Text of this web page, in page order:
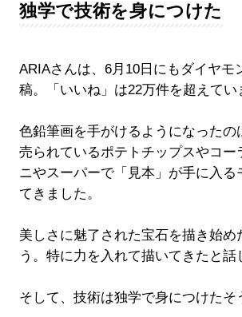
独学で技術を身につけた
ARIAさんは、6月10日にもダイヤモ
稿。「いいね」は22万件を超えてい
色鉛筆画を手がけるようになったの
売られているポテトチップスやコー
ニやスーパーで「見本」が手に入る
てきました。
美しさに魅了された宝石を描き始め
う。特に力を入れて描いてきたと話
そして、技術は独学で身につけたそ